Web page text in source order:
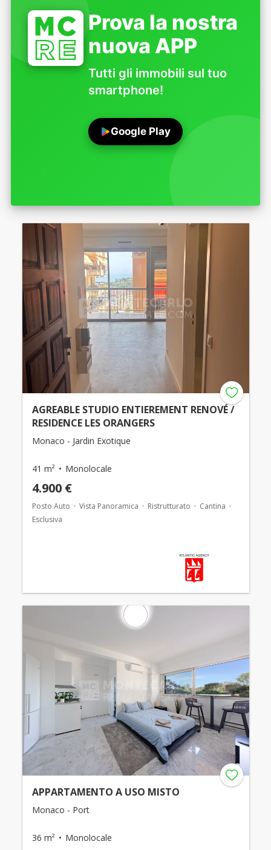
Prova la nostra
nuova APP
Tutti gli immobili sul tuo
smartphone!
Google Play
AGREABLE STUDIO ENTIEREMENT RENOVÉ /
RESIDENCE LES ORANGERS
Monaco - Jardin Exotique
41 m² Monolocale
4.900 €
Posto Auto Vista Panoramica Ristrutturato
Cantina
Esclusiva
APPARTAMENTO A USO MISTO
Monaco - Port
36 m² Monolocale